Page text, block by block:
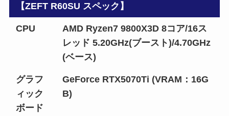
【ZEFT R60SU スペック】
CPU
AMD Ryzen7 9800X3D 8コア/16ス
レッド 5.20GHz(ブースト)/4.70GHz
(ベース)
グラフ
ィック
ボード
GeForce RTX5070Ti (VRAM：16G
B)